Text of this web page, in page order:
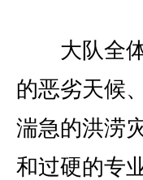
大队全体
的恶劣天候
湍急的洪涝
和过硬的专